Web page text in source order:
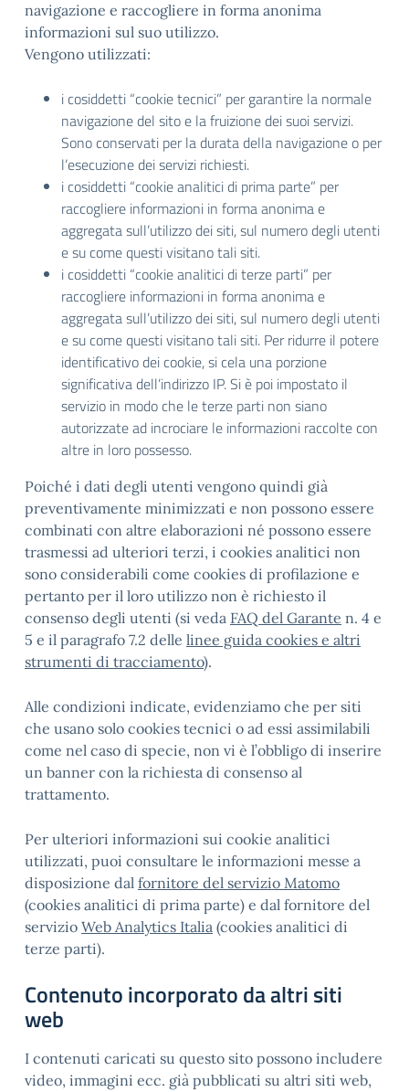
navigazione e raccogliere in forma anonima
informazioni sul suo utilizzo.
Vengono utilizzati:
i cosiddetti “cookie tecnici” per garantire la normale
navigazione del sito e la fruizione dei suoi servizi.
Sono conservati per la durata della navigazione o per
l’esecuzione dei servizi richiesti.
i cosiddetti “cookie analitici di prima parte” per
raccogliere informazioni in forma anonima e
aggregata sull’utilizzo dei siti, sul numero degli utenti
e su come questi visitano tali siti.
i cosiddetti “cookie analitici di terze parti” per
raccogliere informazioni in forma anonima e
aggregata sull’utilizzo dei siti, sul numero degli utenti
e su come questi visitano tali siti. Per ridurre il potere
identificativo dei cookie, si cela una porzione
significativa dell’indirizzo IP. Si è poi impostato il
servizio in modo che le terze parti non siano
autorizzate ad incrociare le informazioni raccolte con
altre in loro possesso.
Poiché i dati degli utenti vengono quindi già
preventivamente minimizzati e non possono essere
combinati con altre elaborazioni né possono essere
trasmessi ad ulteriori terzi, i cookies analitici non
sono considerabili come cookies di profilazione e
pertanto per il loro utilizzo non è richiesto il
consenso degli utenti (si veda FAQ del Garante n. 4 e
5 e il paragrafo 7.2 delle linee guida cookies e altri
strumenti di tracciamento).
Alle condizioni indicate, evidenziamo che per siti
che usano solo cookies tecnici o ad essi assimilabili
come nel caso di specie, non vi è l’obbligo di inserire
un banner con la richiesta di consenso al
trattamento.
Per ulteriori informazioni sui cookie analitici
utilizzati, puoi consultare le informazioni messe a
disposizione dal fornitore del servizio Matomo
(cookies analitici di prima parte) e dal fornitore del
servizio Web Analytics Italia (cookies analitici di
terze parti).
Contenuto incorporato da altri siti
web
I contenuti caricati su questo sito possono includere
video, immagini ecc. già pubblicati su altri siti web,